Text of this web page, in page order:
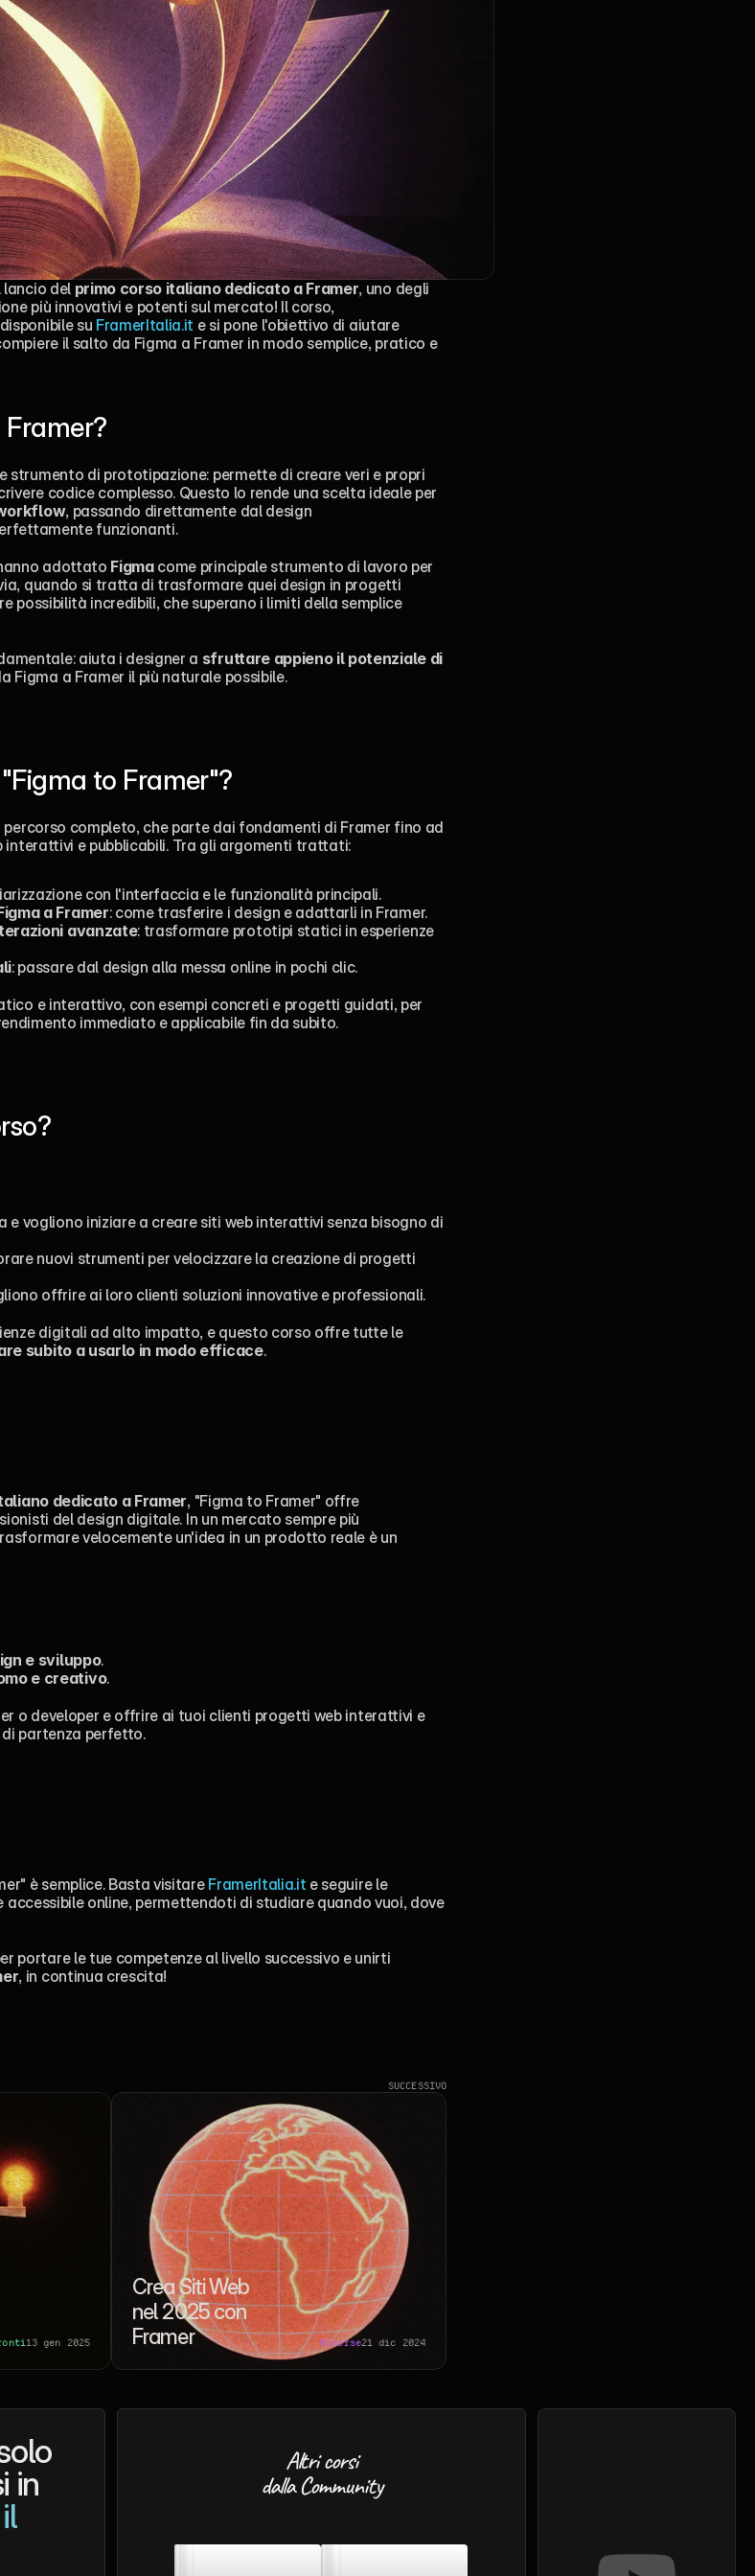
lancio del primo corso italiano dedicato a Framer, uno degli
più innovativi e potenti sul mercato! Il corso,
su FramerItalia.it e si pone l'obiettivo di aiutare
il salto da Figma a Framer in modo semplice, pratico e
Framer?
strumento di prototipazione: permette di creare veri e propri
codice complesso. Questo lo rende una scelta ideale per
, passando direttamente dal design
funzionanti.
adottato Figma come principale strumento di lavoro per
quando si tratta di trasformare quei design in progetti
possibilità incredibili, che superano i limiti della semplice
aiuta i designer a sfruttare appieno il potenziale di
Figma a Framer il più naturale possibile.
to Framer"?
completo, che parte dai fondamenti di Framer fino ad
interattivi e pubblicabili. Tra gli argomenti trattati:
con l'interfaccia e le funzionalità principali.
a Framer: come trasferire i design e adattarli in Framer.
avanzate: trasformare prototipi statici in esperienze
: passare dal design alla messa online in pochi clic.
e interattivo, con esempi concreti e progetti guidati, per
immediato e applicabile fin da subito.
e vogliono iniziare a creare siti web interattivi senza bisogno di
nuovi strumenti per velocizzare la creazione di progetti
offrire ai loro clienti soluzioni innovative e professionali.
digitali ad alto impatto, e questo corso offre tutte le
subito a usarlo in modo efficace.
dedicato a Framer, "Figma to Framer" offre
del design digitale. In un mercato sempre più
velocemente un'idea in un prodotto reale è un
e sviluppo.
e creativo.
o developer e offrire ai tuoi clienti progetti web interattivi e
partenza perfetto.
è semplice. Basta visitare FramerItalia.it e seguire le
accessibile online, permettendoti di studiare quando vuoi, dove
portare le tue competenze al livello successivo e unirti
, in continua crescita!
13 gen 2025
SUCCESSIVO
Crea Siti Web
nel 2025 con
Framer
Risorse21 dic 2024
in
il
Altri corsi
dalla Community